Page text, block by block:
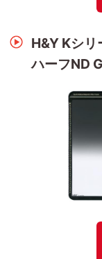
H&Y Kシ
ハーフND